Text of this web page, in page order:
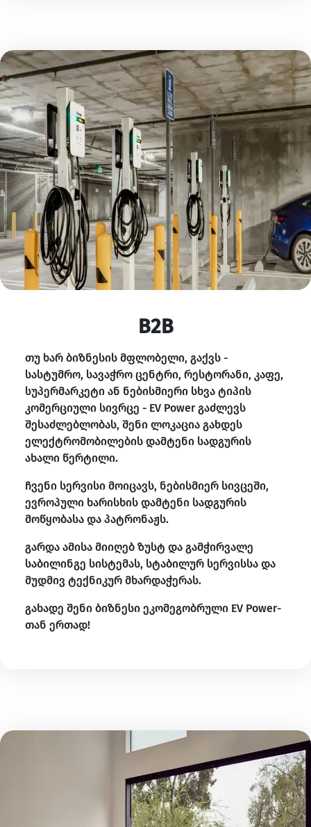
B2B
თუ ხარ ბიზნესის მფლობელი, გაქვს -
სასტუმრო, სავაჭრო ცენტრი, რესტორანი, კაფე,
სუპერმარკეტი ან ნებისმიერი სხვა ტიპის
კომერციული სივრცე - EV Power გაძლევს
შესაძლებლობას, შენი ლოკაცია გახდეს
ელექტრომობილების დამტენი სადგურის
ახალი წერტილი.
ჩვენი სერვისი მოიცავს, ნებისმიერ სივცეში,
ევროპული ხარისხის დამტენი სადგურის
მოწყობასა და პატრონაჟს.
გარდა ამისა მიიღებ ზუსტ და გამჭირვალე
საბილინგე სისტემას, სტაბილურ სერვისსა და
მუდმივ ტექნიკურ მხარდაჭერას.
გახადე შენი ბიზნესი ეკომეგობრული EV Power-
თან ერთად!